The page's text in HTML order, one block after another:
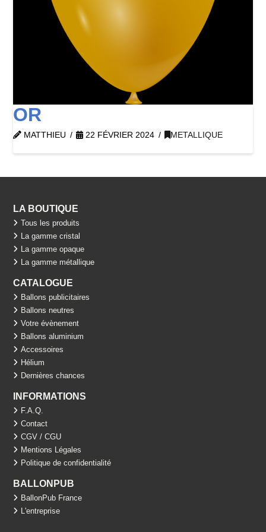
OR
MATTHIEU 22 FÉVRIER 2024 METALLIQUE
LA BOUTIQUE
Tous les produits
La gamme cristal
La gamme opaque
La gamme métallique
CATALOGUE
Ballons publicitaires
Ballons neutres
Votre évènement
Ballons aluminium
Accessoires
Hélium
Dernières chances
INFORMATIONS
F.A.Q.
Contact
CGV / CGU
Mentions Légales
Politique de confidentialité
BALLONPUB
BallonPub France
L'entreprise